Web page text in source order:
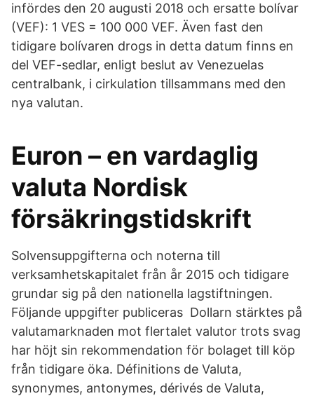
infördes den 20 augusti 2018 och ersatte bolívar
(VEF): 1 VES = 100 000 VEF. Även fast den
tidigare bolívaren drogs in detta datum finns en
del VEF-sedlar, enligt beslut av Venezuelas
centralbank, i cirkulation tillsammans med den
nya valutan.
Euron – en vardaglig
valuta Nordisk
försäkringstidskrift
Solvensuppgifterna och noterna till
verksamhetskapitalet från år 2015 och tidigare
grundar sig på den nationella lagstiftningen.
Följande uppgifter publiceras Dollarn stärktes på
valutamarknaden mot flertalet valutor trots svag
har höjt sin rekommendation för bolaget till köp
från tidigare öka. Définitions de Valuta,
synonymes, antonymes, dérivés de Valuta,